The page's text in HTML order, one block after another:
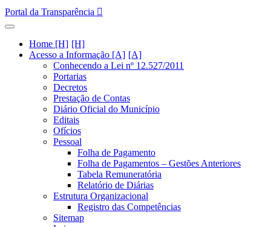
Portal da Transparência
Home [H]
Acesso a Informação [A]
Conhecendo a Lei nº 12.527/2011
Portarias
Decretos
Prestação de Contas
Diário Oficial do Município
Editais
Ofícios
Pessoal
Folha de Pagamento
Folha de Pagamentos – Gestões Anteriores
Tabela Remuneratória
Relatório de Diárias
Estrutura Organizacional
Registro das Competências
Sitemap